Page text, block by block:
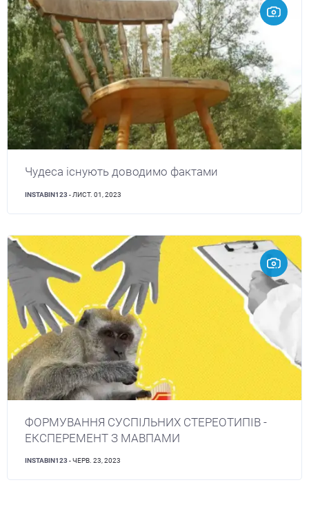
Чудеса існують доводимо фактами
INSTABIN123 - ЛИСТ. 01, 2023
ФОРМУВАННЯ СУСПІЛЬНИХ СТЕРЕОТИПІВ -
ЕКСПЕРЕМЕНТ З МАВПАМИ
INSTABIN123 - ЧЕРВ. 23, 2023